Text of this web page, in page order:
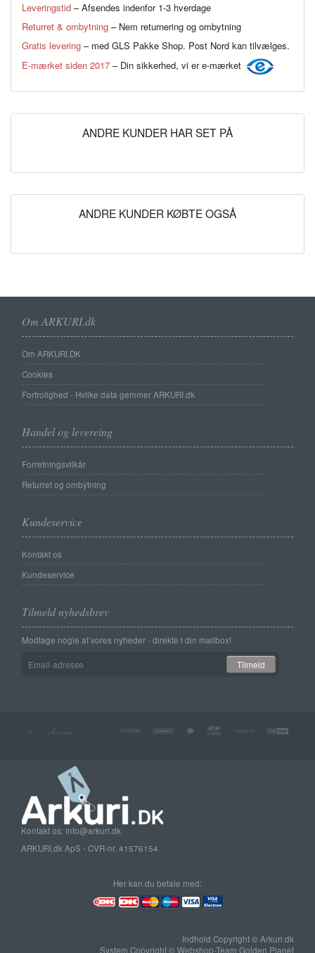
Leveringstid – Afsendes indenfor 1-3 hverdage
Returret & ombytning – Nem returnering og ombytning
Gratis levering – med GLS Pakke Shop. Post Nord kan tilvælges.
E-mærket siden 2017 – Din sikkerhed, vi er e-mærket
ANDRE KUNDER HAR SET PÅ
ANDRE KUNDER KØBTE OGSÅ
Om ARKURI.dk
Om ARKURI.DK
Cookies
Fortrolighed - Hvilke data gemmer ARKURI.dk
Handel og levereing
Forretningsvilkår
Returret og ombytning
Kundeservice
Kontakt os
Kundeservice
Tilmeld nyhedsbrev
Modtage nogle af vores nyheder - direkte i din mailbox!
adresse
Tilmeld
Kontakt os: info@arkuri.dk
ARKURI.dk ApS - CVR-nr. 41576154
Her kan du betale med:
Indhold Copyright © Arkuri.dk
System Copyright © Webshop-Team Golden Planet